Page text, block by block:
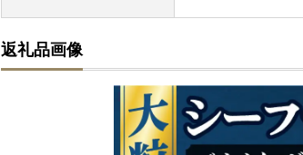
返礼品画像